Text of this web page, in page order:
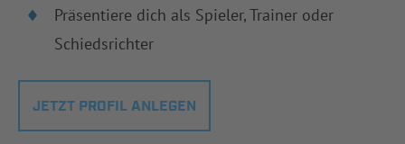
Präsentiere dich als Spieler, Trainer oder
Schiedsrichter
JETZT PROFIL ANLEGEN